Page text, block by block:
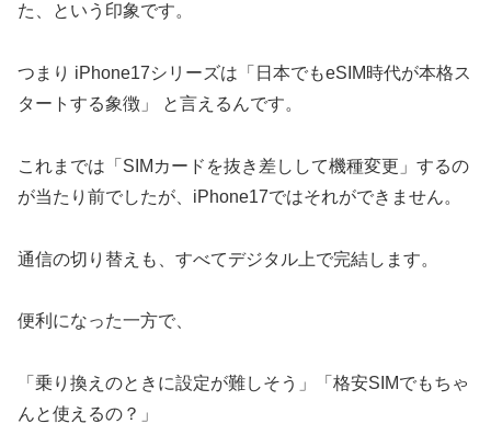
た、という印象です。
つまり iPhone17シリーズは「日本でもeSIM時代が本格ス
タートする象徴」 と言えるんです。
これまでは「SIMカードを抜き差しして機種変更」するの
が当たり前でしたが、iPhone17ではそれができません。
通信の切り替えも、すべてデジタル上で完結します。
便利になった一方で、
「乗り換えのときに設定が難しそう」「格安SIMでもちゃ
んと使えるの？」